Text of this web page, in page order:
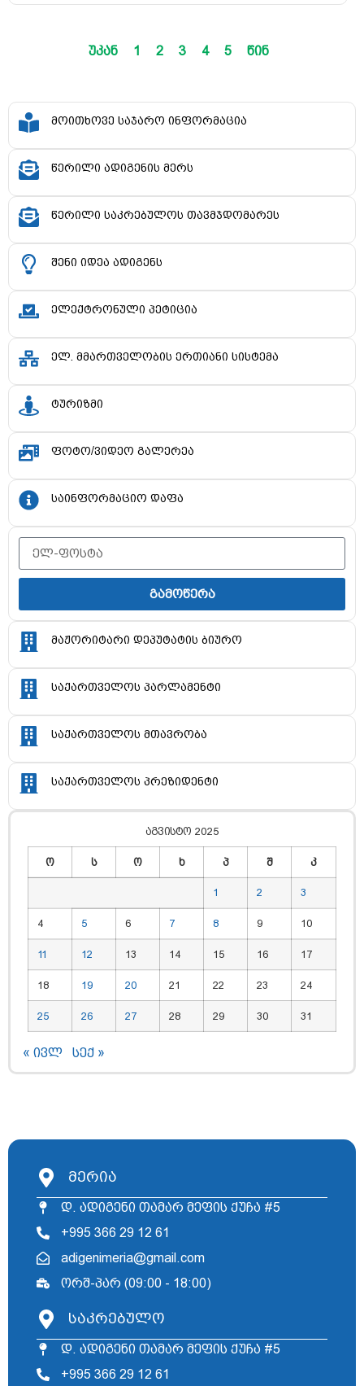
უკან 1 2 3 4 5 წინ
მოითხოვე საჯარო ინფორმაცია
წერილი ადიგენის მერს
წერილი საკრებულოს თავმჯდომარეს
შენი იდეა ადიგენს
ელექტრონული პეტიცია
ელ. მმართველობის ერთიანი სისტემა
ტურიზმი
ფოტო/ვიდეო გალერეა
საინფორმაციო დაფა
გამოწერა
მაჟორიტარი დეპუტატის ბიურო
საქართველოს პარლამენტი
საქართველოს მთავრობა
საქართველოს პრეზიდენტი
აგვისტო 2025
ო ს ო ხ პ შ კ
1 2 3
4 5 6 7 8 9 10
11 12 13 14 15 16 17
18 19 20 21 22 23 24
25 26 27 28 29 30 31
« ივლ სექ »
მერია
დ. ადიგენი თამარ მეფის ქუჩა #5
+995 366 29 12 61
adigenimeria@gmail.com
ორშ-პარ (09:00 - 18:00)
საკრებულო
დ. ადიგენი თამარ მეფის ქუჩა #5
+995 366 29 12 61